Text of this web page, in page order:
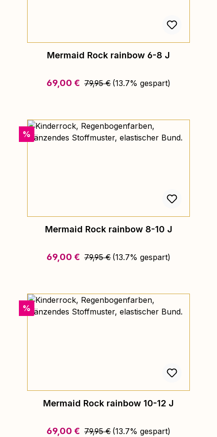
Mermaid Rock rainbow 6-8 J
Verkaufspreis:
69,00 € Regulärer Preis:
79,95 € (13.7% gespart)
Rabatt
%
Mermaid Rock rainbow 8-10 J
Verkaufspreis:
69,00 € Regulärer Preis:
79,95 € (13.7% gespart)
Rabatt
%
Mermaid Rock rainbow 10-12 J
Verkaufspreis:
69,00 € Regulärer Preis:
79,95 € (13.7% gespart)